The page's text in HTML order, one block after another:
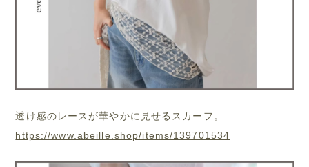
透け感のレースが華やかに見せるスカーフ。
https://www.abeille.shop/items/139701534